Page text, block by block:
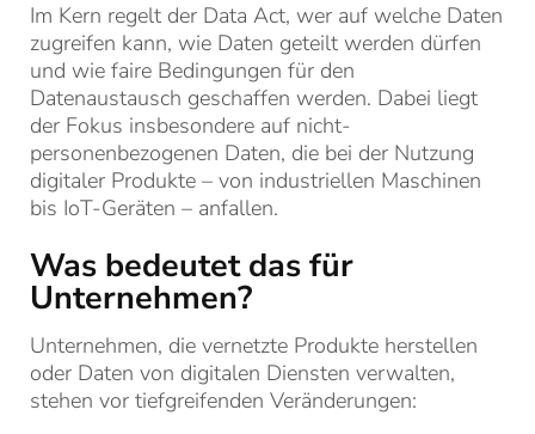
Im Kern regelt der Data Act, wer auf welche Daten
zugreifen kann, wie Daten geteilt werden dürfen
und wie faire Bedingungen für den
Datenaustausch geschaffen werden. Dabei liegt
der Fokus insbesondere auf nicht-
personenbezogenen Daten, die bei der Nutzung
digitaler Produkte – von industriellen Maschinen
bis IoT-Geräten – anfallen.
Was bedeutet das für
Unternehmen?
Unternehmen, die vernetzte Produkte herstellen
oder Daten von digitalen Diensten verwalten,
stehen vor tiefgreifenden Veränderungen: